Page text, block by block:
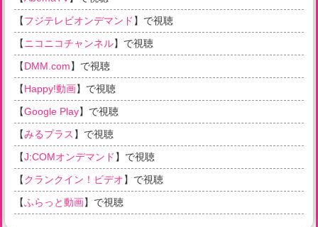
【フジテレビオンデマンド 】で視聴
【ニコニコチャンネル】で視聴
【DMM.com】で視聴
【Happy!動画】で視聴
【Google Play】で視聴
【みるプラス 】で視聴
【J:COMオンデマンド 】で視聴
【クランクイン！ビデオ】で視聴
【ふらっと動画】で視聴